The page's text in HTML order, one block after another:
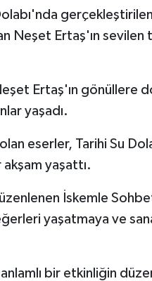
Neşet Ertaş'ın sevilen
Ertaş'ın gönüllere
yaşadı.
eserler, Tarihi Su
yaşattı.
İskemle
yaşatmaya ve
bir etkinliğin